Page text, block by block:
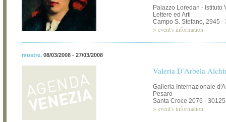
Palazzo Loredan - Istituto
Lettere ed Arti
Campo S. Stefano, 2945 -
> event's information
mostre, 08/03/2008 - 27/03/2008
Valeria D’Arbela
Galleria Internazionale
Pesaro
Santa Croce 2076 -
> event's information